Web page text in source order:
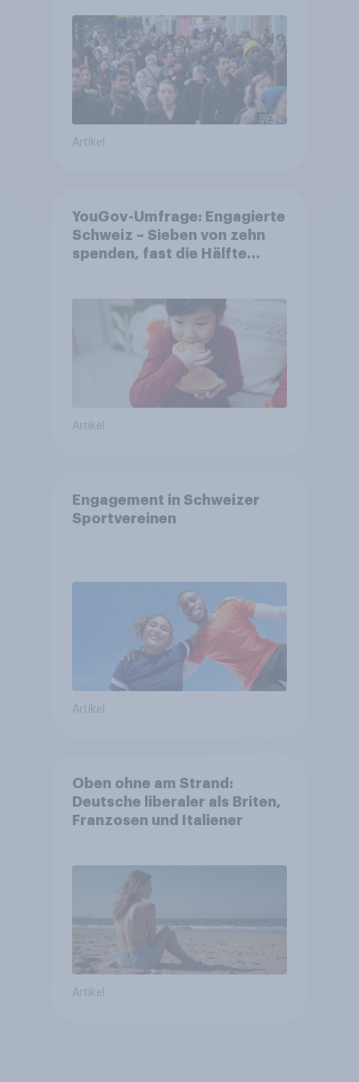
Artikel
YouGov-Umfrage: Engagierte
Schweiz – Sieben von zehn
spenden, fast die Hälfte
Artikel
Engagement in Schweizer
Sportvereinen
Artikel
Oben ohne am Strand:
Deutsche liberaler als Briten,
Franzosen und Italiener
Artikel